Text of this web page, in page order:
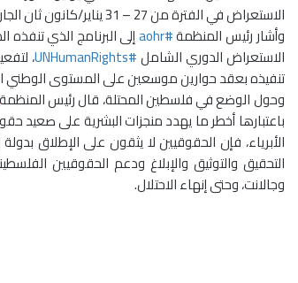
الاستعراض في الفترة من 27 – 31 يناير/كانون ثان الجاري.
وأشار رئيس المنظمة#aohr
إلى البرنامج الذي
الاستعراض الدوري الشامل#UNHumanRights
،
تنفيذه بعقد حوارين موسعين على المستوى الوطني
وحول الوضع في فلسطين المحتلة، قال رئيس المنظمة
باعتبارها أخطر ما يهدد منجزات البشرية على صعيد
الأبرياء، فإن الحقوقيين لا يثقون على الإطلاق
التحقيق والتوثيق والإبلاغ ودعم الحقوقيين
وجالانت، وحتى إنهاء الاحتلال.